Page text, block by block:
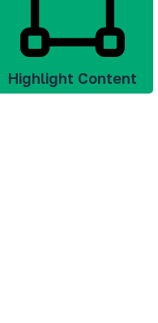
Highlight Content